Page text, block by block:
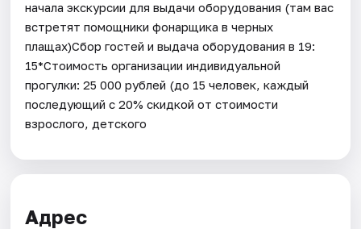
начала экскурсии для выдачи оборудования (там вас
встретят помощники фонарщика в черных
плащах)Сбор гостей и выдача оборудования в 19:
15*Стоимость организации индивидуальной
прогулки: 25 000 рублей (до 15 человек, каждый
последующий с 20% скидкой от стоимости
взрослого, детского
Адрес